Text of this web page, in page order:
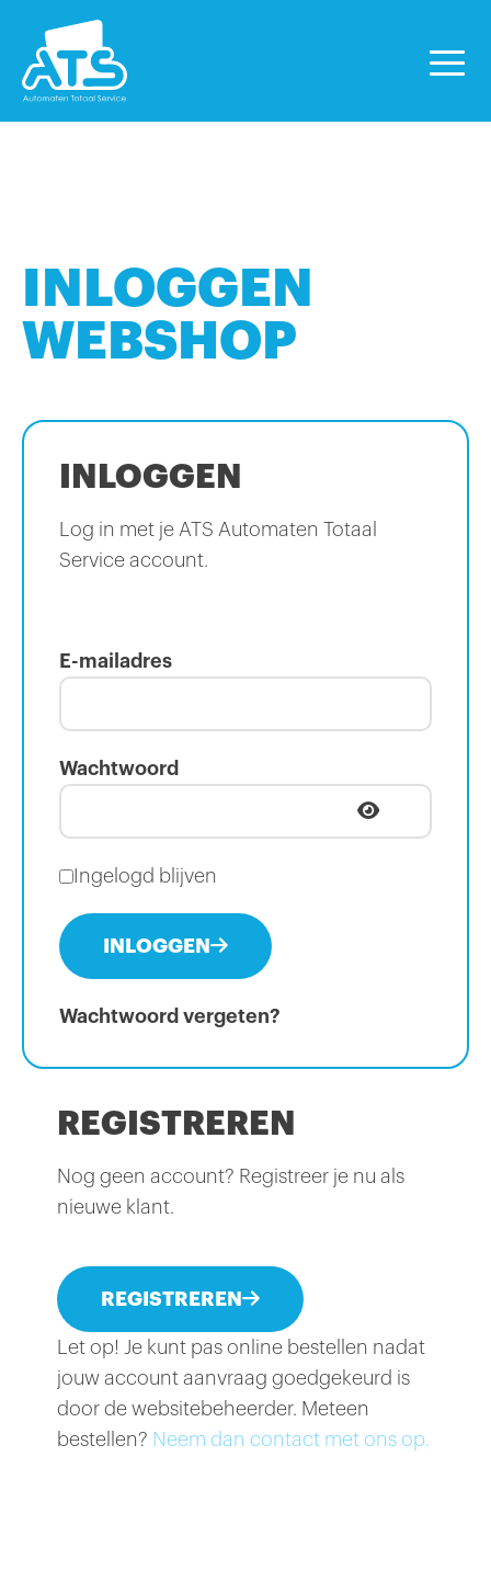
INLOGGEN
WEBSHOP
INLOGGEN
Log in met je ATS Automaten Totaal
Service account.
E-mailadres
Wachtwoord
Ingelogd blijven
INLOGGEN
Wachtwoord vergeten?
REGISTREREN
Nog geen account? Registreer je nu als
nieuwe klant.
REGISTREREN
Let op! Je kunt pas online bestellen nadat
jouw account aanvraag goedgekeurd is
door de websitebeheerder. Meteen
bestellen? Neem dan contact met ons op.